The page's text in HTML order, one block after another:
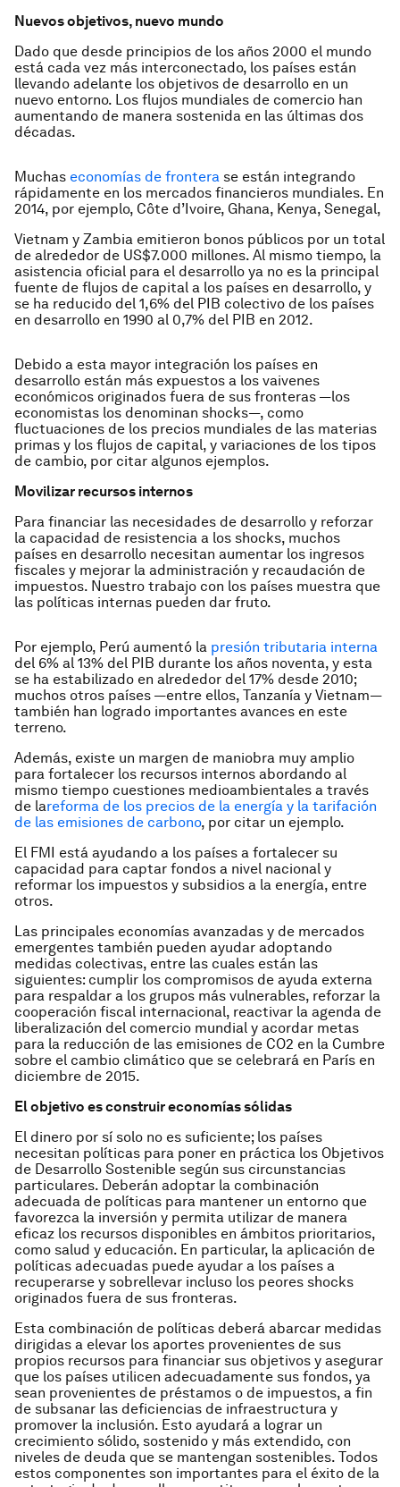
Nuevos objetivos, nuevo mundo
Dado que desde principios de los años 2000 el mundo
está cada vez más interconectado, los países están
llevando adelante los objetivos de desarrollo en un
nuevo entorno. Los flujos mundiales de comercio han
aumentando de manera sostenida en las últimas dos
décadas.
Muchas economías de frontera se están integrando
rápidamente en los mercados financieros mundiales. En
2014, por ejemplo, Côte d’Ivoire, Ghana, Kenya, Senegal,
Vietnam y Zambia emitieron bonos públicos por un total
de alrededor de US$7.000 millones. Al mismo tiempo, la
asistencia oficial para el desarrollo ya no es la principal
fuente de flujos de capital a los países en desarrollo, y
se ha reducido del 1,6% del PIB colectivo de los países
en desarrollo en 1990 al 0,7% del PIB en 2012.
Debido a esta mayor integración los países en
desarrollo están más expuestos a los vaivenes
económicos originados fuera de sus fronteras —los
economistas los denominan shocks—, como
fluctuaciones de los precios mundiales de las materias
primas y los flujos de capital, y variaciones de los tipos
de cambio, por citar algunos ejemplos.
Movilizar recursos internos
Para financiar las necesidades de desarrollo y reforzar
la capacidad de resistencia a los shocks, muchos
países en desarrollo necesitan aumentar los ingresos
fiscales y mejorar la administración y recaudación de
impuestos. Nuestro trabajo con los países muestra que
las políticas internas pueden dar fruto.
Por ejemplo, Perú aumentó la presión tributaria interna
del 6% al 13% del PIB durante los años noventa, y esta
se ha estabilizado en alrededor del 17% desde 2010;
muchos otros países —entre ellos, Tanzanía y Vietnam—
también han logrado importantes avances en este
terreno.
Además, existe un margen de maniobra muy amplio
para fortalecer los recursos internos abordando al
mismo tiempo cuestiones medioambientales a través
de lareforma de los precios de la energía y la tarifación
de las emisiones de carbono, por citar un ejemplo.
El FMI está ayudando a los países a fortalecer su
capacidad para captar fondos a nivel nacional y
reformar los impuestos y subsidios a la energía, entre
otros.
Las principales economías avanzadas y de mercados
emergentes también pueden ayudar adoptando
medidas colectivas, entre las cuales están las
siguientes: cumplir los compromisos de ayuda externa
para respaldar a los grupos más vulnerables, reforzar la
cooperación fiscal internacional, reactivar la agenda de
liberalización del comercio mundial y acordar metas
para la reducción de las emisiones de CO2 en la Cumbre
sobre el cambio climático que se celebrará en París en
diciembre de 2015.
El objetivo es construir economías sólidas
El dinero por sí solo no es suficiente; los países
necesitan políticas para poner en práctica los Objetivos
de Desarrollo Sostenible según sus circunstancias
particulares. Deberán adoptar la combinación
adecuada de políticas para mantener un entorno que
favorezca la inversión y permita utilizar de manera
eficaz los recursos disponibles en ámbitos prioritarios,
como salud y educación. En particular, la aplicación de
políticas adecuadas puede ayudar a los países a
recuperarse y sobrellevar incluso los peores shocks
originados fuera de sus fronteras.
Esta combinación de políticas deberá abarcar medidas
dirigidas a elevar los aportes provenientes de sus
propios recursos para financiar sus objetivos y asegurar
que los países utilicen adecuadamente sus fondos, ya
sean provenientes de préstamos o de impuestos, a fin
de subsanar las deficiencias de infraestructura y
promover la inclusión. Esto ayudará a lograr un
crecimiento sólido, sostenido y más extendido, con
niveles de deuda que se mantengan sostenibles. Todos
estos componentes son importantes para el éxito de la